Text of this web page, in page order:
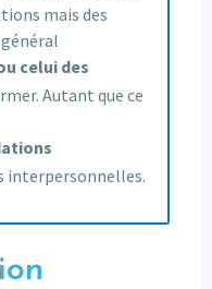
mais des
celui des
Autant que ce
interpersonnelles.